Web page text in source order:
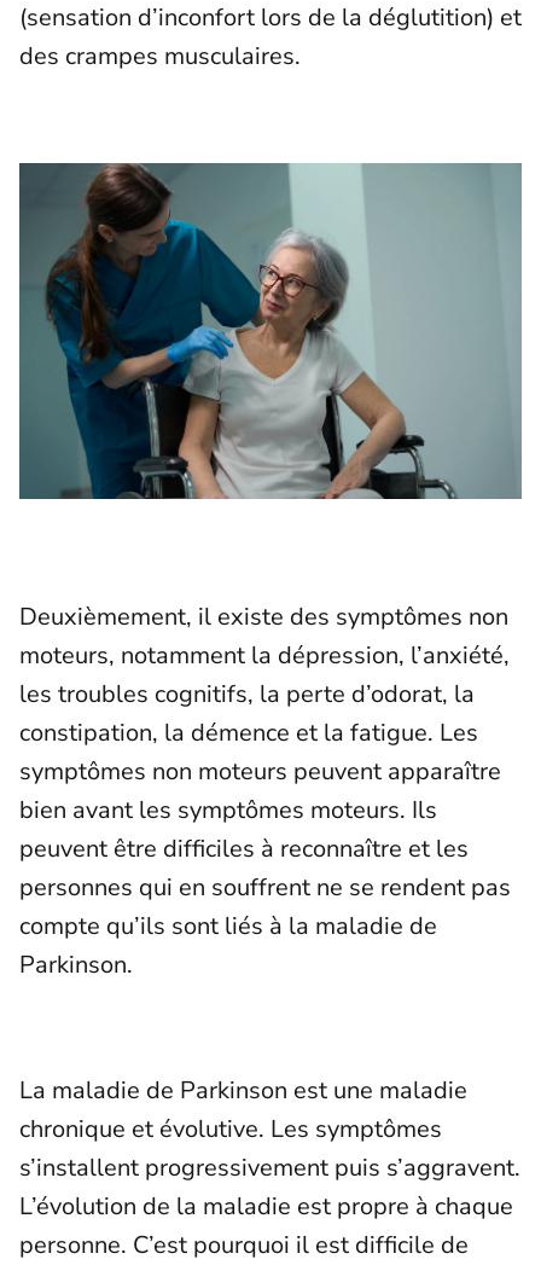
(sensation d’inconfort lors de la déglutition) et
des crampes musculaires.
Deuxièmement, il existe des symptômes non
moteurs, notamment la dépression, l’anxiété,
les troubles cognitifs, la perte d’odorat, la
constipation, la démence et la fatigue. Les
symptômes non moteurs peuvent apparaître
bien avant les symptômes moteurs. Ils
peuvent être difficiles à reconnaître et les
personnes qui en souffrent ne se rendent pas
compte qu’ils sont liés à la maladie de
Parkinson.
La maladie de Parkinson est une maladie
chronique et évolutive. Les symptômes
s’installent progressivement puis s’aggravent.
L’évolution de la maladie est propre à chaque
personne. C’est pourquoi il est difficile de